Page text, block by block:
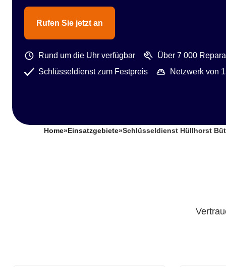
Rufen Sie jetzt an
Rund um die Uhr verfügbar
Über 7 000
Schlüsseldienst zum Festpreis
Netzwerk von
Home» Einsatzgebiete»Schlüsseldienst Hüllhorst